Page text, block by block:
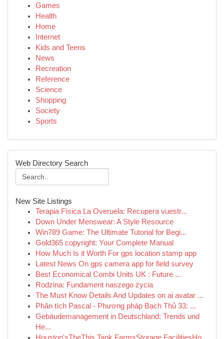
Games
Health
Home
Internet
Kids and Teens
News
Recreation
Reference
Science
Shopping
Society
Sports
Web Directory Search
New Site Listings
Terapia Física La Overuela: Recupera vuestr...
Down Under Menswear: A Style Resource
Win789 Game: The Ultimate Tutorial for Begi...
Gold365 copyright: Your Complete Manual
How Much Is it Worth For gps location stamp app
Latest News On gps camera app for field survey
Best Economical Combi Units UK : Future ...
Rodzina: Fundament naszego życia
The Must Know Details And Updates on ai avatar ...
Phân tích Pascal - Phương pháp Bạch Thủ 33: ...
Gebäudemanagement in Deutschland: Trends und
He...